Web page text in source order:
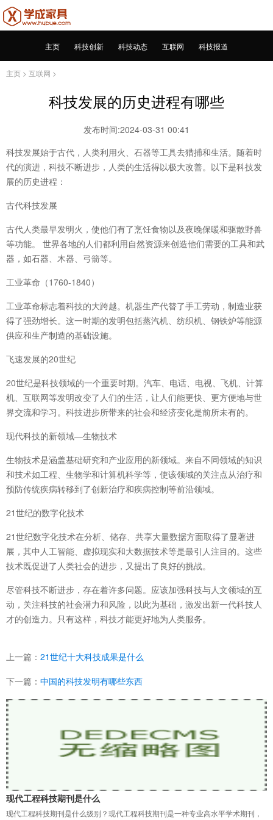
主页 科技创新 科技动态 互联网 科技报道
主页 > 互联网 >
科技发展的历史进程有哪些
发布时间:2024-03-31 00:41
科技发展始于古代，人类利用火、石器等工具去猎捕和生活。随着时
代的演进，科技不断进步，人类的生活得以极大改善。以下是科技发
展的历史进程：
古代科技发展
古代人类最早发明火，使他们有了烹饪食物以及夜晚保暖和驱散野兽
等功能。 世界各地的人们都利用自然资源来创造他们需要的工具和武
器，如石器、木器、弓箭等。
工业革命（1760-1840）
工业革命标志着科技的大跨越。机器生产代替了手工劳动，制造业获
得了强劲增长。这一时期的发明包括蒸汽机、纺织机、钢铁炉等能源
供应和生产制造的基础设施。
飞速发展的20世纪
20世纪是科技领域的一个重要时期。汽车、电话、电视、飞机、计算
机、互联网等发明改变了人们的生活，让人们能更快、更方便地与世
界交流和学习。科技进步所带来的社会和经济变化是前所未有的。
现代科技的新领域—生物技术
生物技术是涵盖基础研究和产业应用的新领域。来自不同领域的知识
和技术如工程、生物学和计算机科学等，使该领域的关注点从治疗和
预防传统疾病转移到了创新治疗和疾病控制等前沿领域。
21世纪的数字化技术
21世纪数字化技术在分析、储存、共享大量数据方面取得了显著进
展，其中人工智能、虚拟现实和大数据技术等是最引人注目的。这些
技术既促进了人类社会的进步，又提出了良好的挑战。
尽管科技不断进步，存在着许多问题。应该加强科技与人文领域的互
动，关注科技的社会潜力和风险，以此为基础，激发出新一代科技人
才的创造力。只有这样，科技才能更好地为人类服务。
上一篇： 21世纪十大科技成果是什么
下一篇： 中国的科技发明有哪些东西
现代工程科技期刊是什么
现代工程科技期刊是什么级别？现代工程科技期刊是一种专业高水平学术期刊，